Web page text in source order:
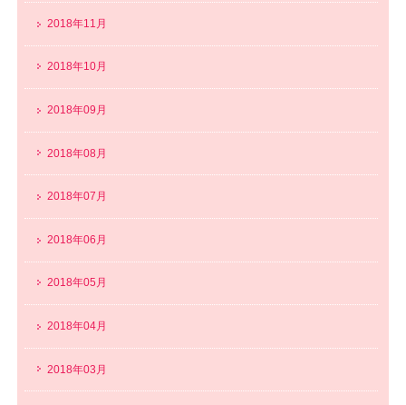
2018年11月
2018年10月
2018年09月
2018年08月
2018年07月
2018年06月
2018年05月
2018年04月
2018年03月